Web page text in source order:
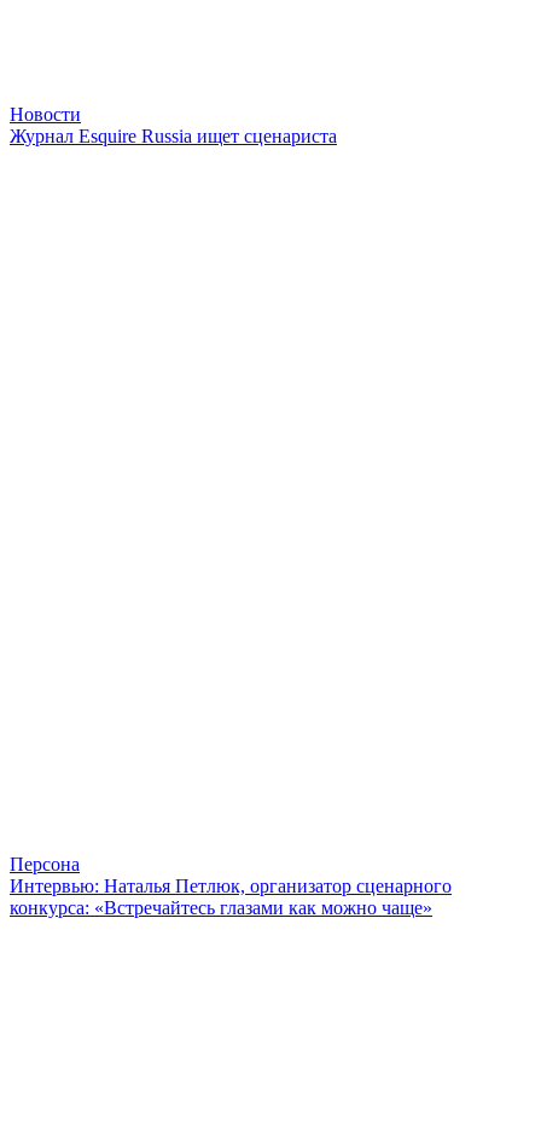
Новости
Журнал Esquire Russia ищет сценариста
Персона
Интервью: Наталья Петлюк, организатор сценарного
конкурса: «Встречайтесь глазами как можно чаще»